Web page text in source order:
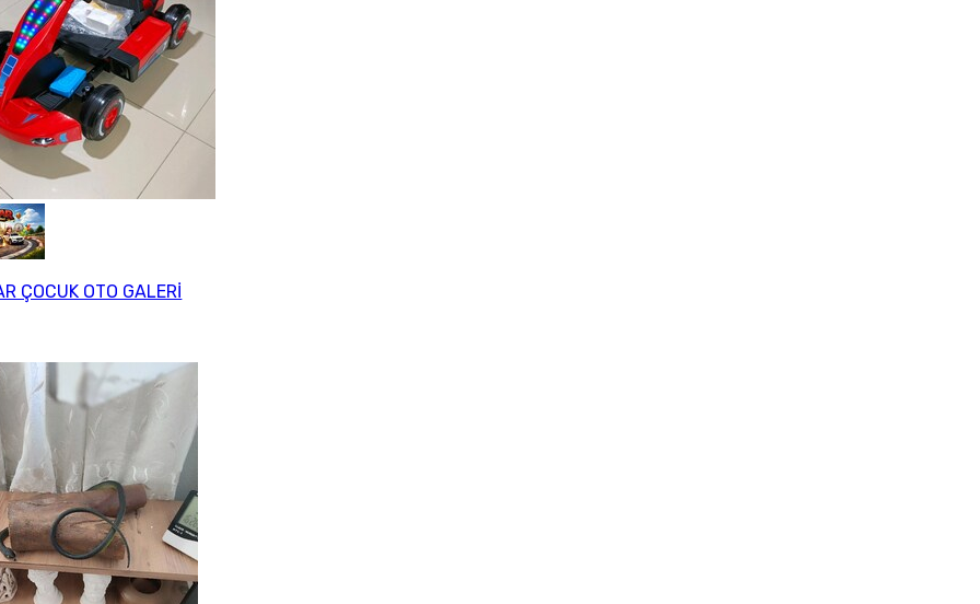
ÇOCUK OTO GALERİ